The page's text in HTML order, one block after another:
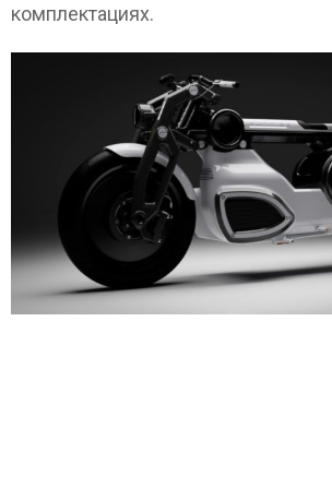
комплектациях.